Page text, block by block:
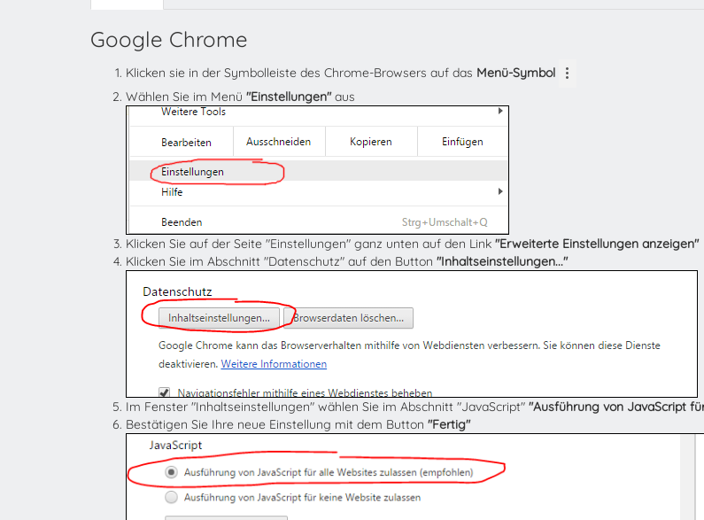
Google Chrome
Klicken sie in der Symbolleiste des Chrome-Browsers auf das Menü-Symbol
Wählen Sie im Menü "Einstellungen"aus
Klicken Sie auf der Seite "Einstellungen" ganz unten auf den Link "Erweiterte Einstellungen anzeigen"
Klicken Sie im Abschnitt "Datenschutz" auf den Button "Inhaltseinstellungen..."
Im Fenster "Inhaltseinstellungen" wählen Sie im Abschnitt "JavaScript" "Ausführung von JavaScript
Bestätigen Sie Ihre neue Einstellung mit dem Button "Fertig"